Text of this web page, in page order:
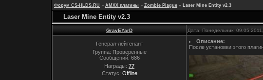
Форум CS-HLDS.RU » AMXX плагины » Zombie Plague » Laser Mine Entity v2.3
Laser Mine Entity v2.3
GravEYarD Дата: Понедельник,
Генерал-лейтенант
Группа: Проверенные
Сообщений: 686
Награды: 77
Статус: Offline
Описание:
После установки этого